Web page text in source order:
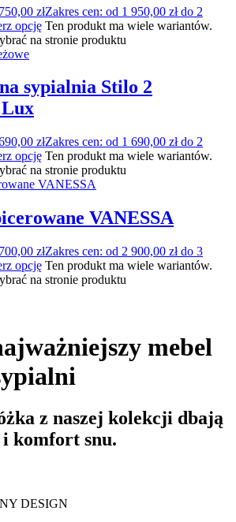
złZakres cen: od 1 950,00 zł do 2
opcję Ten produkt ma wiele wariantów.
na stronie produktu
sypialnia Stilo 2
złZakres cen: od 1 690,00 zł do 2
opcję Ten produkt ma wiele wariantów.
na stronie produktu
VANESSA
złZakres cen: od 2 900,00 zł do 3
opcję Ten produkt ma wiele wariantów.
na stronie produktu
mebel
z naszej kolekcji dbają
i komfort snu.
DESIGN